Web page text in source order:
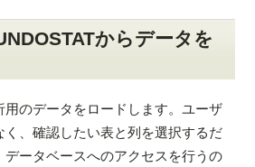
からデータを
用のデータをロードします。ユーザ
く、確認したい表と列を選択するだ
データベースへのアクセスを行うの